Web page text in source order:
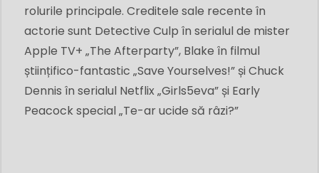
rolurile principale. Creditele sale recente în
actorie sunt Detective Culp în serialul de mister
Apple TV+ „The Afterparty”, Blake în filmul
științifico-fantastic „Save Yourselves!” și Chuck
Dennis în serialul Netflix „Girls5eva” și Early
Peacock special „Te-ar ucide să râzi?”